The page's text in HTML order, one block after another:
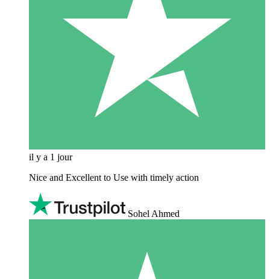
il y a 1 jour
Nice and Excellent to Use with timely action
Sohel Ahmed